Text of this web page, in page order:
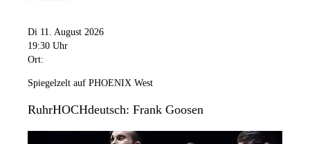
Di 11. August 2026
19:30 Uhr
Ort:
Spiegelzelt auf PHOENIX West
RuhrHOCHdeutsch: Frank Goosen
Felix Steinhardt